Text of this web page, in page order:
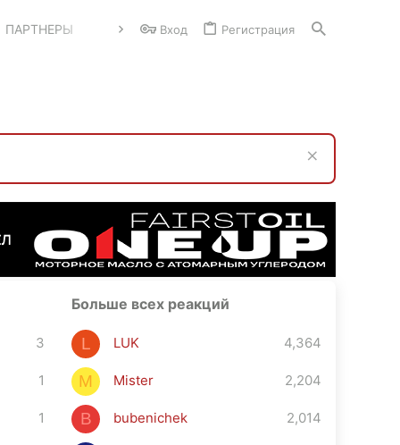
ПАРТНЕРЫ Вход Регистрация
3
1
1
Больше всех реакций
L 4,364
LUK
M 2,204
Mister
B 2,014
bubenichek